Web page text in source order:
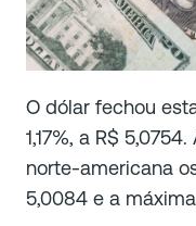
O dólar fechou
1,17%, a R$
norte-americana
5,0084 e a máxima